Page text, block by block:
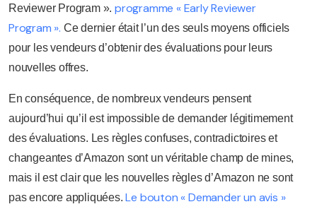
Reviewer Program ».programme « Early Reviewer
Program ». Ce dernier était l’un des seuls moyens officiels
pour les vendeurs d’obtenir des évaluations pour leurs
nouvelles offres.
En conséquence, de nombreux vendeurs pensent
aujourd’hui qu’il est impossible de demander légitimement
des évaluations. Les règles confuses, contradictoires et
changeantes d’Amazon sont un véritable champ de mines,
mais il est clair que les nouvelles règles d’Amazon ne sont
pas encore appliquées.Le bouton « Demander un avis »